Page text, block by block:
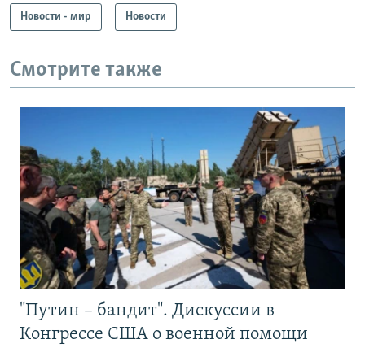
Новости - мир Новости
Смотрите также
"Путин – бандит". Дискуссии в
Конгрессе США о военной помощи